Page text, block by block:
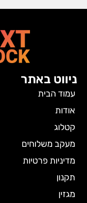
ניווט באתר
עמוד הבית
אודות
קטלוג
מעקב משלוחים
מדיניות פרטיות
תקנון
מגזין